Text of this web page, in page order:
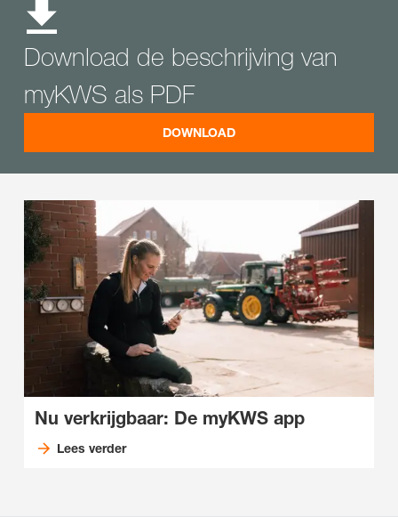
Download de beschrijving van
myKWS als PDF
DOWNLOAD
Nu verkrijgbaar: De myKWS app
Lees verder